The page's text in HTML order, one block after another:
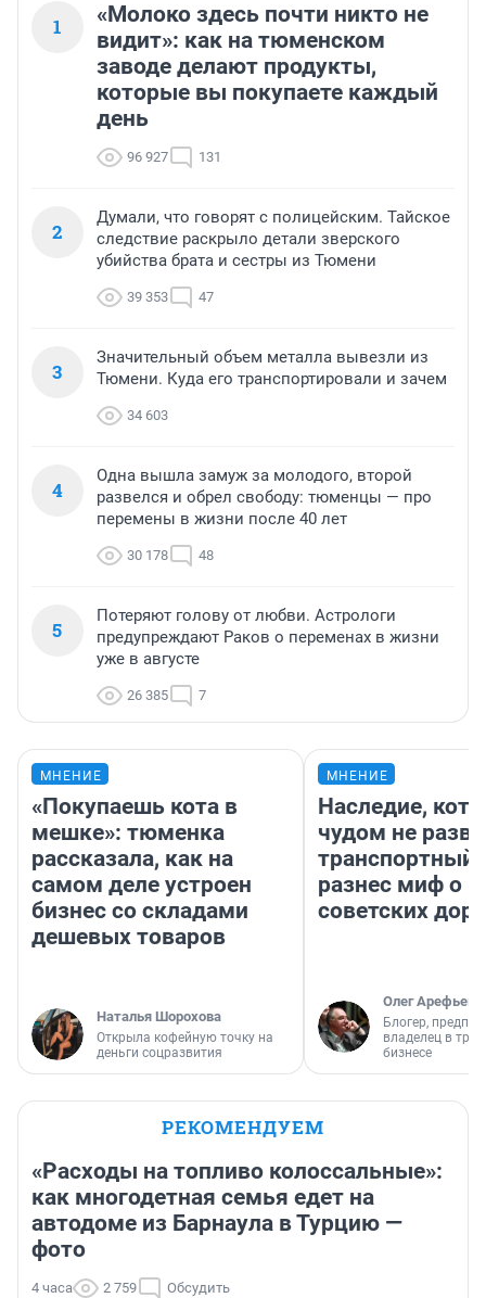
1
«Молоко здесь почти никто не
видит»: как на тюменском
заводе делают продукты,
которые вы покупаете каждый
день
96 927 131
2
Думали, что говорят с полицейским. Тайское
следствие раскрыло детали зверского
убийства брата и сестры из Тюмени
39 353 47
3
Значительный объем металла вывезли из
Тюмени. Куда его транспортировали и зачем
34 603
4
Одна вышла замуж за молодого, второй
развелся и обрел свободу: тюменцы — про
перемены в жизни после 40 лет
30 178 48
5
Потеряют голову от любви. Астрологи
предупреждают Раков о переменах в жизни
уже в августе
26 385 7
МНЕНИЕ
«Покупаешь кота в
мешке»: тюменка
рассказала, как на
самом деле устроен
бизнес со складами
дешевых товаров
Наталья Шорохова
Открыла кофейную точку на
деньги соцразвития
МНЕНИЕ
Наследие,
чудом не
транспортный
разнес миф о
советских
Олег Арефьев
Блогер,
владелец в
бизнесе
РЕКОМЕНДУЕМ
«Расходы на топливо колоссальные»:
как многодетная семья едет на
автодоме из Барнаула в Турцию —
фото
4 часа 2 759 Обсудить